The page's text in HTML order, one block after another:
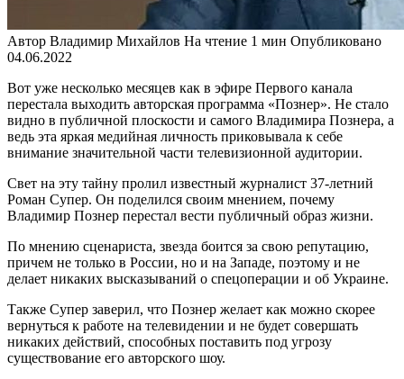
Автор Владимир Михайлов На чтение 1 мин Опубликовано
04.06.2022
Вот уже несколько месяцев как в эфире Первого канала
перестала выходить авторская программа «Познер». Не стало
видно в публичной плоскости и самого Владимира Познера, а
ведь эта яркая медийная личность приковывала к себе
внимание значительной части телевизионной аудитории.
Свет на эту тайну пролил известный журналист 37-летний
Роман Супер. Он поделился своим мнением, почему
Владимир Познер перестал вести публичный образ жизни.
По мнению сценариста, звезда боится за свою репутацию,
причем не только в России, но и на Западе, поэтому и не
делает никаких высказываний о спецоперации и об Украине.
Также Супер заверил, что Познер желает как можно скорее
вернуться к работе на телевидении и не будет совершать
никаких действий, способных поставить под угрозу
существование его авторского шоу.